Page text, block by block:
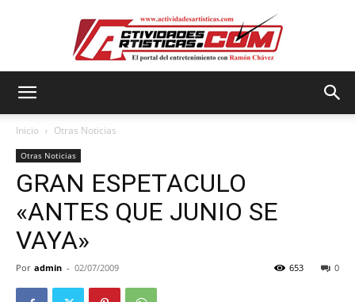
Inicio Otras Noticias
Otras Noticias
GRAN ESPETACULO
«ANTES QUE JUNIO SE
VAYA»
Por admin - 02/07/2009 0
653